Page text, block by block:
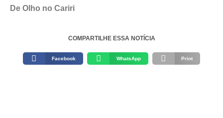
De Olho no Cariri
COMPARTILHE ESSA NOTÍCIA
Facebook WhatsApp Print